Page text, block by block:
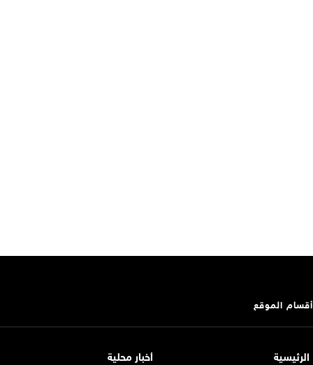
أقسام الموقع
الرئيسية
أخبار محلية